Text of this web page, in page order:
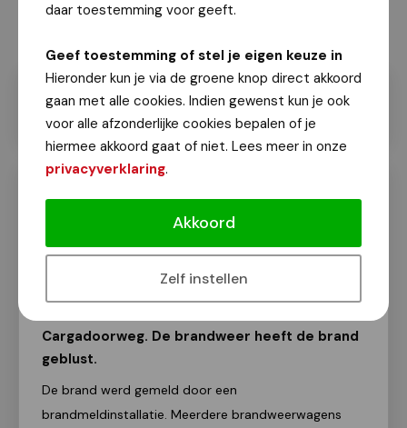
daar toestemming voor geeft.
Geef toestemming of stel je eigen keuze in
Hieronder kun je via de groene knop direct akkoord
gaan met alle cookies. Indien gewenst kun je ook
voor alle afzonderlijke cookies bepalen of je
hiermee akkoord gaat of niet. Lees meer in onze
privacyverklaring.
Akkoord
Zelf instellen
Brand in bedrijfspand Cargadoorweg
Lars Schwachöfer
4 juli 2018
Cargadoorweg. De brandweer heeft de brand
geblust.
De brand werd gemeld door een
brandmeldinstallatie. Meerdere brandweerwagens